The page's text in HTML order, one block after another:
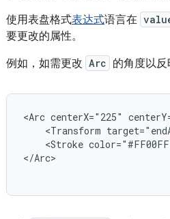
使用表盘格式表达式语言在
要更改的属性。
例如，如需更改 Arc 的角度以反
<Arc centerX="225"
<Transform
<Stroke
</Arc>